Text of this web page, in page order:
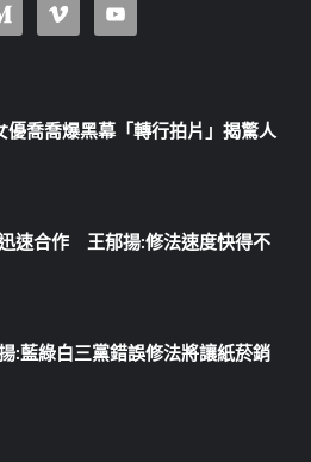
喬喬爆黑幕「轉行拍片」揭驚人
速合作 王郁揚:修法速度快得不
藍綠白三黨錯誤修法將讓紙菸銷